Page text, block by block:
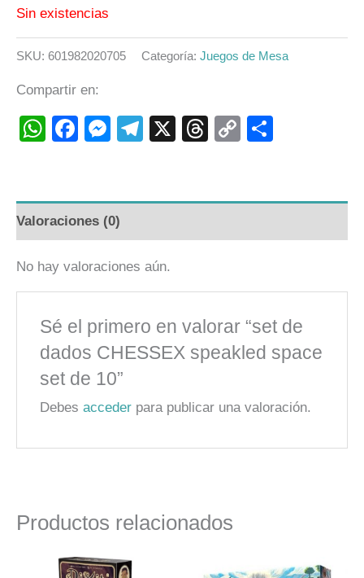
Sin existencias
SKU: 601982020705 Categoría: Juegos de Mesa
Compartir en:
WhatsApp
Facebook
Messenger
Telegram
X Threads
Copy
Valoraciones (0)
No hay valoraciones aún.
Sé el primero en valorar “set de
dados CHESSEX speakled space
set de 10”
Debesacceder para publicar una valoración.
Productos relacionados